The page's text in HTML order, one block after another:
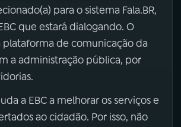
para o sistema Fala.BR,
que estará dialogando. O
plataforma de comunicação da
a administração pública, por
a EBC a melhorar os serviços e
ao cidadão. Por isso, não